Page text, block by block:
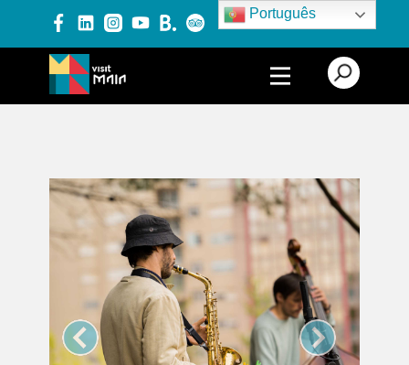
Português
PRODUTOS E SERVIÇOS
EVENTOS
BLOG